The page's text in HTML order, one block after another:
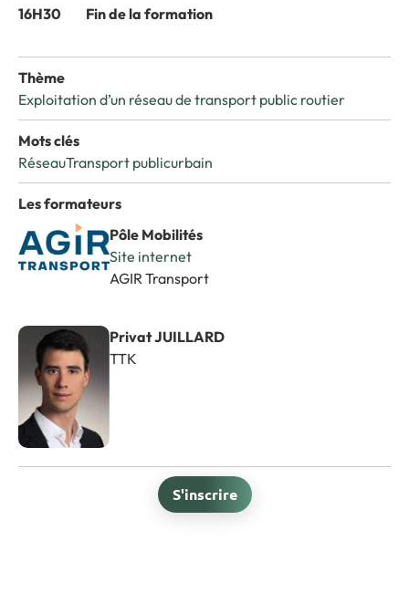
16H30 Fin de la formation
Thème
Exploitation d’un réseau de transport public routier
Mots clés
RéseauTransport publicurbain
Les formateurs
Pôle Mobilités
Site internet
AGIR Transport
Privat JUILLARD
TTK
S'inscrire